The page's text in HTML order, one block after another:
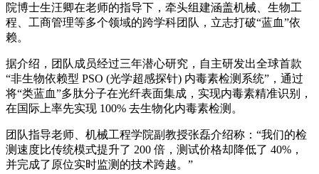
院博士生汪卿在老师的指导下，牵头组建涵盖机械、生物工
程、工商管理等多个领域的跨学科团队，立志打破“蓝血”依
赖。
据介绍，团队成员经过三年潜心研究，自主研发出全球首款
“非生物依赖型 PSO (光学超感探针) 内毒素检测系统”，通过
将“类蓝血”多肽分子在光纤表面集成，实现内毒素精准识别，
在国际上率先实现 100% 去生物化内毒素检测。
团队指导老师、机械工程学院副教授张磊介绍称：“我们的检
测速度比传统模式提升了 200 倍，测试价格却降低了 40%，
并完成了原位实时监测的技术跨越。”